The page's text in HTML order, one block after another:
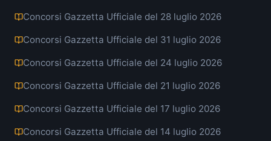
Concorsi Gazzetta Ufficiale del 28 luglio 2026
Concorsi Gazzetta Ufficiale del 31 luglio 2026
Concorsi Gazzetta Ufficiale del 24 luglio 2026
Concorsi Gazzetta Ufficiale del 21 luglio 2026
Concorsi Gazzetta Ufficiale del 17 luglio 2026
Concorsi Gazzetta Ufficiale del 14 luglio 2026